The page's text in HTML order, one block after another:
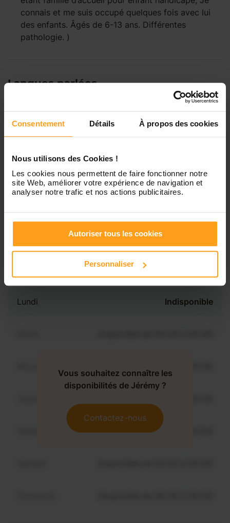
Consentement Détails À propos des cookies
Nous utilisons des Cookies !
Les cookies nous permettent de faire fonctionner notre
site Web, améliorer votre expérience de navigation et
analyser notre trafic et nos actions publicitaires.
Autoriser tous les cookies
Personnaliser
connais et me suis occupé quelques fois avec lui
des enfants. Âgés de 6-13 ans. Différentes
pathologie. )
Langues parlées
Anglais
Français
Études
Lundi Indisponible
Disponible de 00:00 à 00:00
Vous souhaitez connaître les
disponibilités de Jérémy ?
Contactez-nous